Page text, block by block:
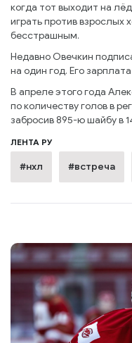
когда тот выходит на
играть против взрослых
бесстрашным.
Недавно Овечкин
на один год. Его
В апреле этого года
по количеству голов в
забросив 895-ю шайбу в
ЛЕНТА РУ
#нхл #встреча